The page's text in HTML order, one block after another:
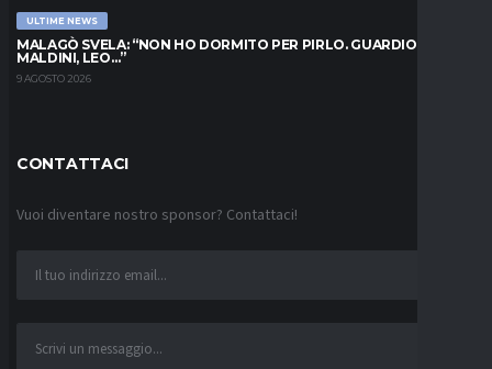
ULTIME NEWS
MALAGÒ SVELA: “NON HO DORMITO PER PIRLO. GUARDIOLA,
MALDINI, LEO…”
9 AGOSTO 2026
CONTATTACI
Vuoi diventare nostro sponsor? Contattaci!